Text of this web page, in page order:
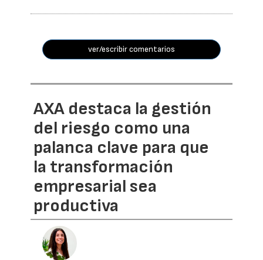
ver/escribir comentarios
AXA destaca la gestión
del riesgo como una
palanca clave para que
la transformación
empresarial sea
productiva